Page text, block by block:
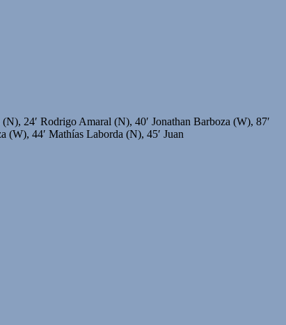
24′ Rodrigo Amaral (N), 40′ Jonathan Barboza (W), 87′
(W), 44′ Mathías Laborda (N), 45′ Juan